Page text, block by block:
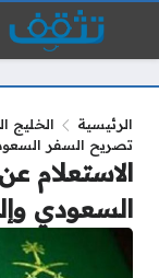
الرئيسية الخليج
تصريح السفر
الاستعلام
السعودي